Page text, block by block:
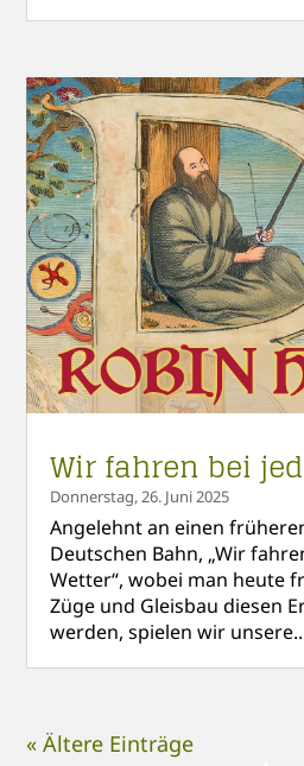
Wir fahren bei
Donnerstag, 26. Juni 2025
Angelehnt an einen
Deutschen Bahn, „Wir
Wetter“, wobei man heute
Züge und Gleisbau diesen
werden, spielen wir
« Ältere Einträge